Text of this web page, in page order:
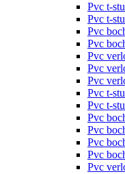
Pvc t-
Pvc t-
Pvc
Pvc
Pvc
Pvc
Pvc
Pvc t-
Pvc t-
Pvc
Pvc
Pvc
Pvc
Pvc